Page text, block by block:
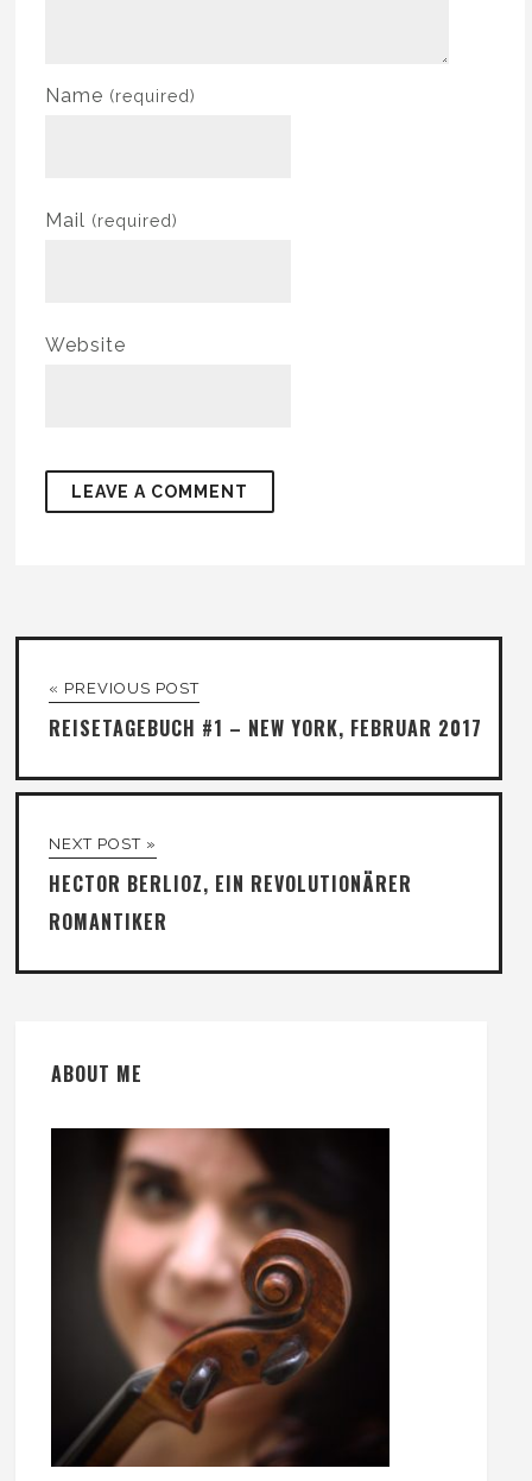
Name (required)
Mail (required)
Website
« PREVIOUS POST
REISETAGEBUCH #1 – NEW YORK, FEBRUAR 2017
NEXT POST »
HECTOR BERLIOZ, EIN REVOLUTIONÄRER
ROMANTIKER
ABOUT ME